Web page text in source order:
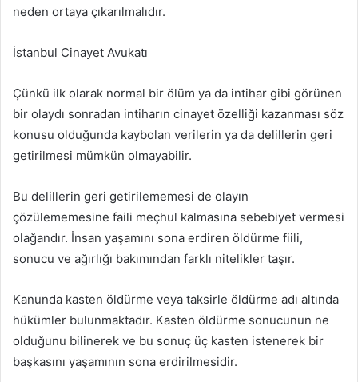
neden ortaya çıkarılmalıdır.
İstanbul Cinayet Avukatı
Çünkü ilk olarak normal bir ölüm ya da intihar gibi görünen
bir olaydı sonradan intiharın cinayet özelliği kazanması söz
konusu olduğunda kaybolan verilerin ya da delillerin geri
getirilmesi mümkün olmayabilir.
Bu delillerin geri getirilememesi de olayın
çözülememesine faili meçhul kalmasına sebebiyet vermesi
olağandır. İnsan yaşamını sona erdiren öldürme fiili,
sonucu ve ağırlığı bakımından farklı nitelikler taşır.
Kanunda kasten öldürme veya taksirle öldürme adı altında
hükümler bulunmaktadır. Kasten öldürme sonucunun ne
olduğunu bilinerek ve bu sonuç üç kasten istenerek bir
başkasını yaşamının sona erdirilmesidir.